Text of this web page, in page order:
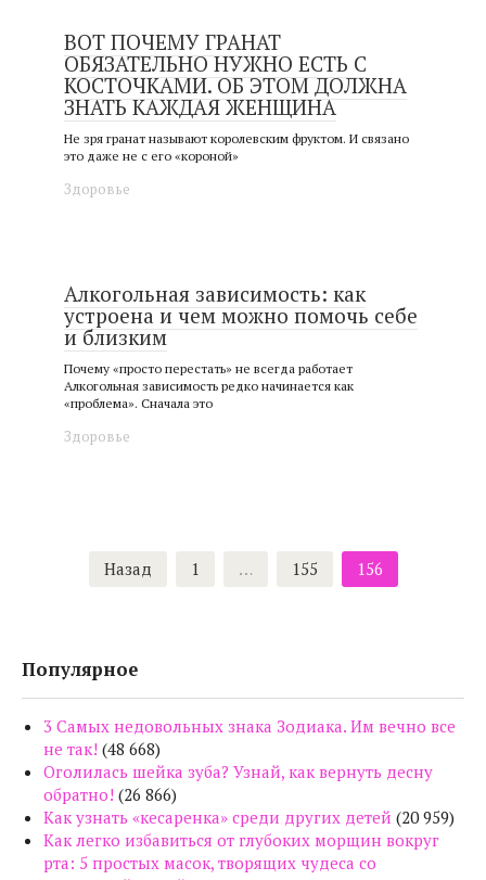
ВОТ ПОЧЕМУ ГРАНАТ
ОБЯЗАТЕЛЬНО НУЖНО ЕСТЬ С
КОСТОЧКАМИ. ОБ ЭТОМ ДОЛЖНА
ЗНАТЬ КАЖДАЯ ЖЕНЩИНА
Не зря гранат называют королевским фруктом. И связано
это даже не с его «короной»
Здоровье
Алкогольная зависимость: как
устроена и чем можно помочь себе
и близким
Почему «просто перестать» не всегда работает
Алкогольная зависимость редко начинается как
«проблема». Сначала это
Здоровье
ПагинацияНазад 1 … 155 156
Популярное
3 Самых недовольных знака Зодиака. Им вечно все
не так! (48 668)
Оголилась шейка зуба? Узнай, как вернуть десну
обратно! (26 866)
Как узнать «кесаренка» среди других детей (20 959)
Как легко избавиться от глубоких морщин вокруг
рта: 5 простых масок, творящих чудеса со